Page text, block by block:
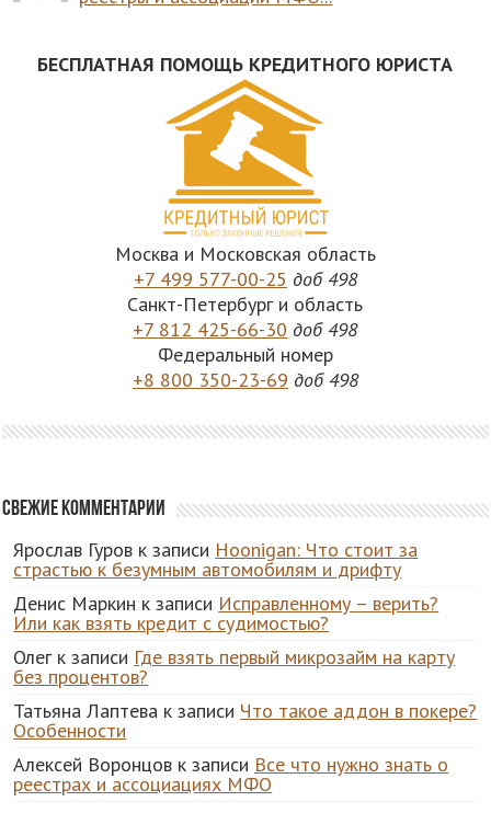
БЕСПЛАТНАЯ ПОМОЩЬ КРЕДИТНОГО ЮРИСТА
Москва и Московская область
+7 499 577-00-25 доб 498
Санкт-Петербург и область
+7 812 425-66-30 доб 498
Федеральный номер
+8 800 350-23-69 доб 498
Свежие комментарии
Ярослав Гуров к записи Hoonigan: Что стоит за
страстью к безумным автомобилям и дрифту
Денис Маркин к записи Исправленному – верить?
Или как взять кредит с судимостью?
Олегк записи Где взять первый микрозайм на карту
без процентов?
Татьяна Лаптева к записи Что такое аддон в покере?
Особенности
Алексей Воронцов к записи Все что нужно знать о
реестрах и ассоциациях МФО